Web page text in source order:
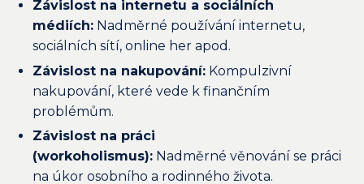
Závislost na internetu a sociálních
médiích: Nadměrné používání internetu,
sociálních sítí, online her apod.
Závislost na nakupování: Kompulzivní
nakupování, které vede k finančním
problémům.
Závislost na práci
(workoholismus): Nadměrné věnování se práci
na úkor osobního a rodinného života.